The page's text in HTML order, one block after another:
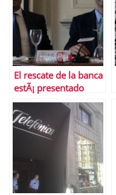
El rescate de la banca
estÃ¡ presentado
pero sin definir